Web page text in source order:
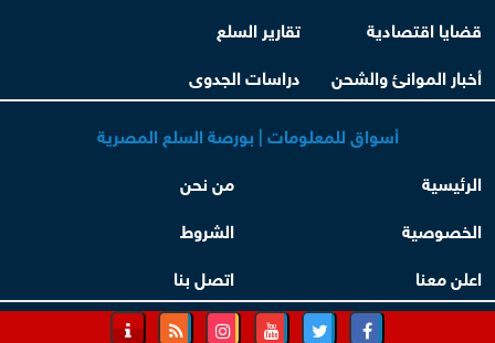
قضايا اقتصادية
تقارير السلع
أخبار الموانئ والشحن
دراسات الجدوى
أسواق للمعلومات | بورصة السلع المصرية
الرئيسية
من نحن
الخصوصية
الشروط
اعلن معنا
اتصل بنا